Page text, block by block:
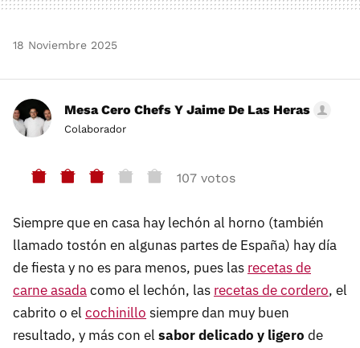
18 Noviembre 2025
Mesa Cero Chefs Y Jaime De Las Heras
Colaborador
107 votos
Siempre que en casa hay lechón al horno (también
llamado tostón en algunas partes de España) hay día
de fiesta y no es para menos, pues las recetas de
carne asadacomo el lechón, las recetas de cordero, el
cabrito o el cochinillo siempre dan muy buen
resultado, y más con el sabor delicado y ligero de